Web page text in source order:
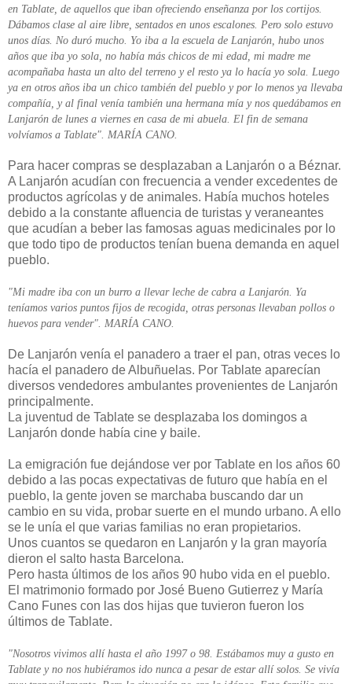
en Tablate, de aquellos que iban ofreciendo enseñanza por los cortijos.
Dábamos clase al aire libre, sentados en unos escalones. Pero solo estuvo
unos días. No duró mucho. Yo iba a la escuela de Lanjarón, hubo unos
años que iba yo sola, no había más chicos de mi edad, mi madre me
acompañaba hasta un alto del terreno y el resto ya lo hacía yo sola. Luego
ya en otros años iba un chico también del pueblo y por lo menos ya llevaba
compañía, y al final venía también una hermana mía y nos quedábamos en
Lanjarón de lunes a viernes en casa de mi abuela. El fin de semana
volvíamos a Tablate". MARÍA CANO.
Para hacer compras se desplazaban a Lanjarón o a Béznar.
A Lanjarón acudían con frecuencia a vender excedentes de
productos agrícolas y de animales. Había muchos hoteles
debido a la constante afluencia de turistas y veraneantes
que acudían a beber las famosas aguas medicinales por lo
que todo tipo de productos tenían buena demanda en aquel
pueblo.
"Mi madre iba con un burro a llevar leche de cabra a Lanjarón. Ya
teníamos varios puntos fijos de recogida, otras personas llevaban pollos o
huevos para vender". MARÍA CANO.
De Lanjarón venía el panadero a traer el pan, otras veces lo
hacía el panadero de Albuñuelas. Por Tablate aparecían
diversos vendedores ambulantes provenientes de Lanjarón
principalmente.
La juventud de Tablate se desplazaba los domingos a
Lanjarón donde había cine y baile.
La emigración fue dejándose ver por Tablate en los años 60
debido a las pocas expectativas de futuro que había en el
pueblo, la gente joven se marchaba buscando dar un
cambio en su vida, probar suerte en el mundo urbano. A ello
se le unía el que varias familias no eran propietarios.
Unos cuantos se quedaron en Lanjarón y la gran mayoría
dieron el salto hasta Barcelona.
Pero hasta últimos de los años 90 hubo vida en el pueblo.
El matrimonio formado por José Bueno Gutierrez y María
Cano Funes con las dos hijas que tuvieron fueron los
últimos de Tablate.
"Nosotros vivimos allí hasta el año 1997 o 98. Estábamos muy a gusto en
Tablate y no nos hubiéramos ido nunca a pesar de estar allí solos. Se vivía